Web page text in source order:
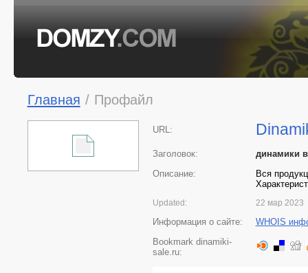
Главная / Профайл
URL:
Заголовок:
динамики
Описание:
Вся
Updated: 22 мар 2023
Информация о сайте:
WHOIS
Bookmark dinamiki-
sale.ru: